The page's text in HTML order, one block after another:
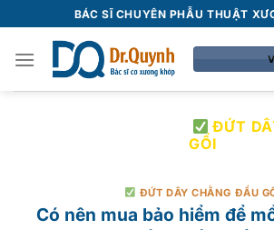
qua
nội
BÁC SĨ CHUYÊN PHẪU THUẬT
ĐỨT
GỐI
ĐỨT DÂY CHẰNG ĐẦU
Có nên mua bảo hiểm để